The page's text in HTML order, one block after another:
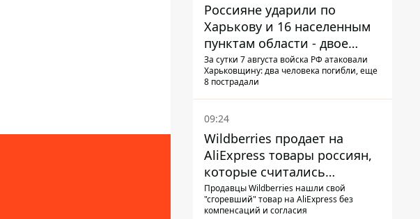
Россияне ударили по
Харькову и 16 населенным
пунктам области - двое
погибших
За сутки 7 августа войска РФ атаковали
Харьковщину: два человека погибли, еще
8 пострадали
09:24
Wildberries продает на
AliExpress товары россиян,
которые считались
уничтоженными на складах
Продавцы Wildberries нашли свой
"сгоревший" товар на AliExpress без
компенсаций и согласия